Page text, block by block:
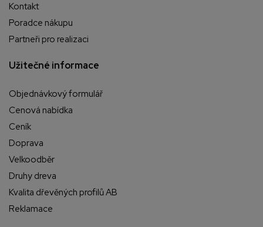
Kontakt
Poradce nákupu
Partneři pro realizaci
Užitečné informace
Objednávkový formulář
Cenová nabídka
Ceník
Doprava
Velkoodběr
Druhy dreva
Kvalita dřevěných profilů AB
Reklamace